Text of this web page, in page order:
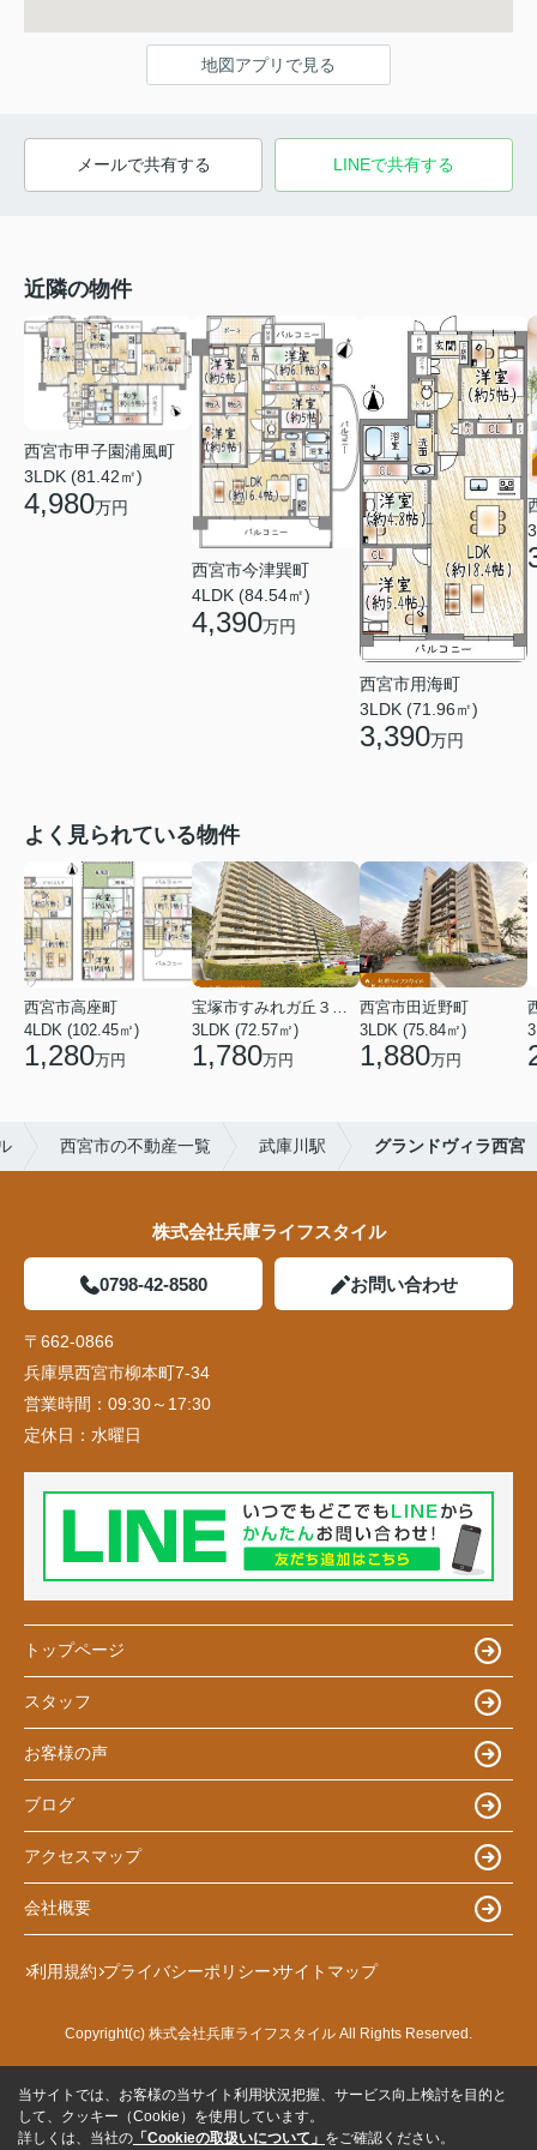
地図アプリで見る
メールで共有する LINEで共有する
近隣の物件
西宮市甲子園浦風町
3LDK (81.42㎡)
4,980万円
西宮市今津巽町
4LDK (84.54㎡)
4,390万円
西宮市用海町
3LDK (71.96㎡)
3,390万円
よく見られている物件
西宮市高座町
4LDK (102.45㎡)
1,280万円
3LDK (72.57㎡)
1,780万円
西宮市田近野町
3LDK (75.84㎡)
1,880万円
西宮市の不動産一覧 武庫川駅 グランドヴィラ西宮
株式会社兵庫ライフスタイル
0798-42-8580 お問い合わせ
〒662-0866
兵庫県西宮市柳本町7-34
営業時間： 09:30～17:30
定休日： 水曜日
トップページ
スタッフ
お客様の声
ブログ
アクセスマップ
会社概要
利用規約 プライバシーポリシー サイトマップ
Copyright(c) 株式会社兵庫ライフスタイル All Rights Reserved.
当サイトでは、お客様の当サイト利用状況把握、サービス向上検討を目的と
して、クッキー（Cookie）を使用しています。
詳しくは、当社の 「Cookieの取扱いについて」 をご確認ください。